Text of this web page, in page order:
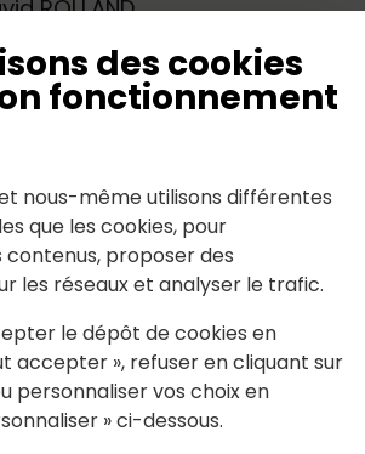
des cookies
fonctionnement
nous-même utilisons différentes
que les cookies, pour
contenus, proposer des
les réseaux et analyser le trafic.
le dépôt de cookies en
accepter », refuser en cliquant sur
personnaliser vos choix en
» ci-dessous.
ROLLAND
ROLLAND
croix barrée44522